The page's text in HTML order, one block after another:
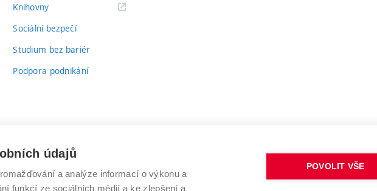
Knihovny(externí
Sociální bezpečí
Studium bez bariér
Podpora podnikání
VYSOKÉ UČENÍ TECHNICKÉ V BRNĚ
údajů
a analýze informací o výkonu a
funkcí ze sociálních médií a ke zlepšení a
POVOLIT VŠE